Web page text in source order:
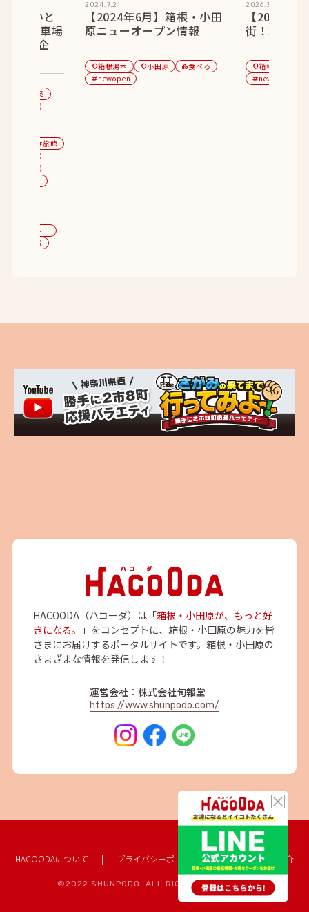
らないと
無料駐車場
［PR企
食べる
tag旅館
カレー
お土産
2024.7.21
【2024年6月】箱根・小田
原ニューオープン情報
location_on箱根湯本 location_on小田原 category食べる
tagnewopen
2026.3.19
【2026年
街！箱根湯
location_on箱根湯本
tagnewopen
HACOODA（ハコーダ）は「箱根・小田原が、もっと好
きになる。
」をコンセプトに、箱根・小田原の魅力を皆
さまにお届けするポータルサイトです。箱根・小田原の
さまざまな情報を発信します！
運営会社：株式会社旬報堂
https://www.shunpodo.com/
HACOODAについて | プライバシーポリシー | 協賛企業のご紹介
©2022 SHUNPODO. ALL RIGHTS RESERVED.